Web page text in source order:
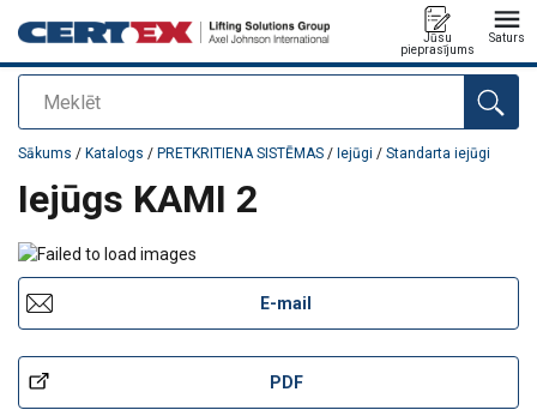
Meklēt
Jūsu
pieprasījums
Saturs
Pievienots jūsu pasūtījumam
Sākums / Katalogs / PRETKRITIENA SISTĒMAS / Iejūgi / Standarta iejūgi
Iejūgs KAMI 2
E-mail
PDF